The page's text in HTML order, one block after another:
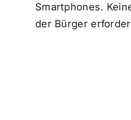
Smartphones.
der Bürger